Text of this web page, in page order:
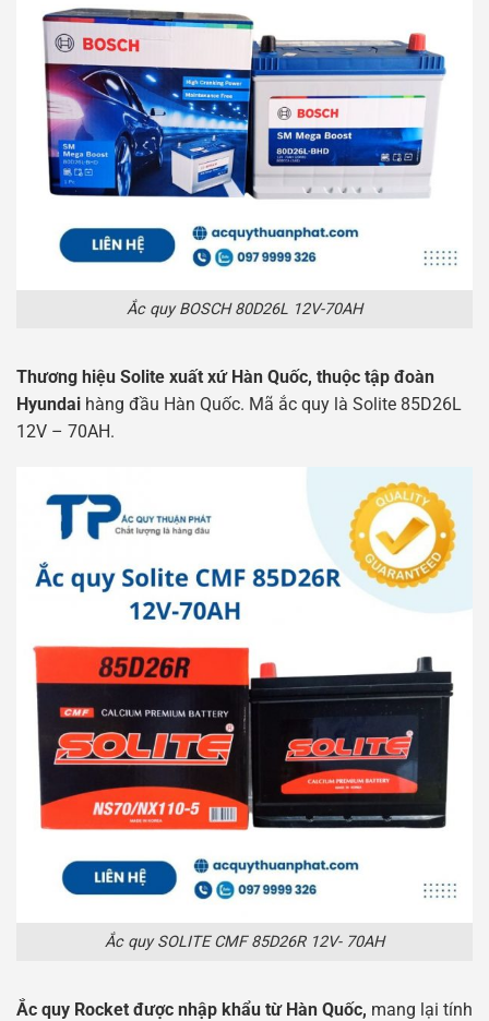
Ắc quy BOSCH 80D26L 12V-70AH
Thương hiệu Solite xuất xứ Hàn Quốc, thuộc tập đoàn
Hyundai hàng đầu Hàn Quốc. Mã ắc quy là Solite 85D26L
12V – 70AH.
Ắc quy SOLITE CMF 85D26R 12V- 70AH
Ắc quy Rocket được nhập khẩu từ Hàn Quốc, mang lại tính